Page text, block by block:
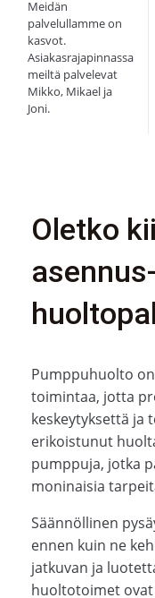
Meidän
palvelullamme on
kasvot.
Asiakasrajapinnassa
meiltä palvelevat
Mikko, Mikael ja
Joni.
Oletko
Pumppuhuolto
toimintaa, jotta
keskeytyksettä ja
erikoistunut
pumppuja, jotka
moninaisia
Säännöllinen
ennen kuin ne
jatkuvan ja
huoltotoimet